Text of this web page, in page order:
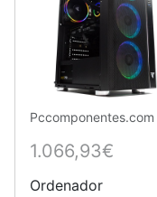
Pccomponentes.com
1.066,93€
Ordenador